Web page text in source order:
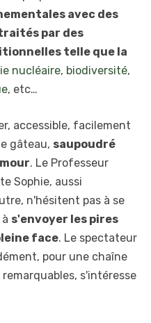
avec des
par des
telle que la
nucléaire, biodiversité,
, etc…
accessible, facilement
gâteau, saupoudré
. Le Professeur
Sophie, aussi
n'hésitent pas à se
s'envoyer les pires
face. Le spectateur
pour une chaîne
s'intéresse